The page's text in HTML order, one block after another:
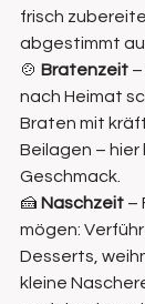
frisch
abgestimmt
🍲 Bratenzeit
nach Heimat
Braten mit
Beilagen –
Geschmack.
🍰 Naschzeit –
mögen:
Desserts,
kleine